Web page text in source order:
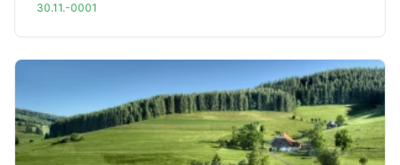
30.11.-0001